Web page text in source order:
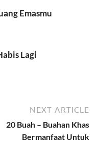
Emasmu
Lagi
NEXT ARTICLE
20 Buah – Buahan Khas
Bermanfaat Untuk